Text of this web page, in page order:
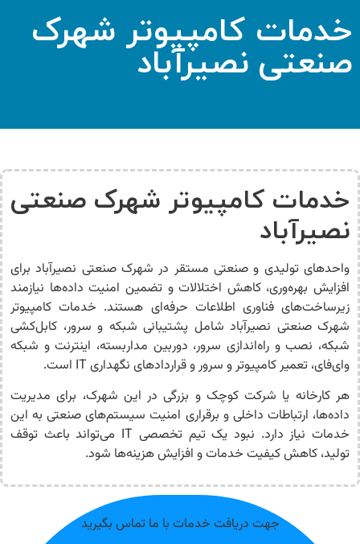
خدمات کامپیوتر شهرک
صنعتی نصیرآباد
خدمات کامپیوتر شهرک صنعتی
نصیرآباد
واحدهای تولیدی و صنعتی مستقر در شهرک صنعتی نصیرآبادبرای
افزایش بهره‌وری، کاهش اختلالات و تضمین امنیت داده‌ها نیازمند
زیرساخت‌های فناوری اطلاعات حرفه‌ای هستند. خدمات کامپیوتر
شهرک صنعتی نصیرآباد شامل پشتیبانی شبکه و سرور، کابل‌کشی
شبکه، نصب و راه‌اندازی سرور، دوربین مداربسته، اینترنت و شبکه
وای‌فای، تعمیر کامپیوتر و سرور و قراردادهای نگهداری IT است.
هر کارخانه یا شرکت کوچک و بزرگی در این شهرک، برای مدیریت
داده‌ها، ارتباطات داخلی و برقراری امنیت سیستم‌های صنعتی به این
خدمات نیاز دارد. نبود یک تیم تخصصی IT می‌تواند باعث توقف
تولید، کاهش کیفیت خدمات و افزایش هزینه‌ها شود.
جهت دریافت خدمات با ما تماس بگیرید